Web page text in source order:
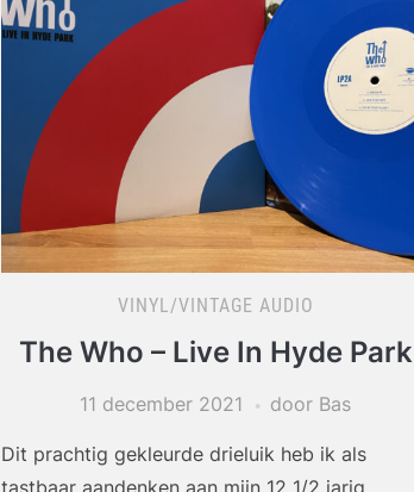
VINYL/VINTAGE AUDIO
The Who – Live In Hyde Park
11 december 2021 door Bas
Dit prachtig gekleurde drieluik heb ik als